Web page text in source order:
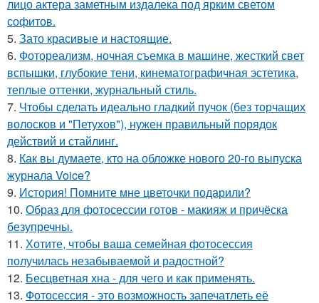
лицо актера заметным издалека под ярким светом
софитов.
5. Зато красивые и настоящие.
6. Фотореализм, ночная съемка в машине, жесткий свет
вспышки, глубокие тени, кинематографичная эстетика,
теплые оттенки, журнальный стиль.
7. Чтобы сделать идеально гладкий пучок (без торчащих
волосков и "Петухов"), нужен правильный порядок
действий и стайлинг.
8. Как вы думаете, кто на обложке нового 20-го выпуска
журнала Voice?
9. История! Помните мне цветочки подарили?
10. Образ для фотосессии готов - макияж и причёска
безупречны.
11. Хотите, чтобы ваша семейная фотосессия
получилась незабываемой и радостной?
12. Бесцветная хна - для чего и как применять.
13. Фотосессия - это возможность запечатлеть её